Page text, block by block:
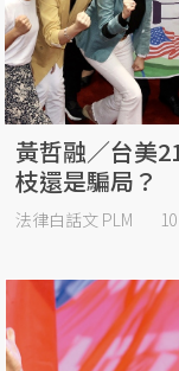
黃哲融／台美
枝還是騙局？
法律白話文 PLM